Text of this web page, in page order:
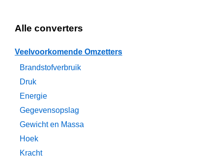
Alle converters
Veelvoorkomende Omzetters
Brandstofverbruik
Druk
Energie
Gegevensopslag
Gewicht en Massa
Hoek
Kracht